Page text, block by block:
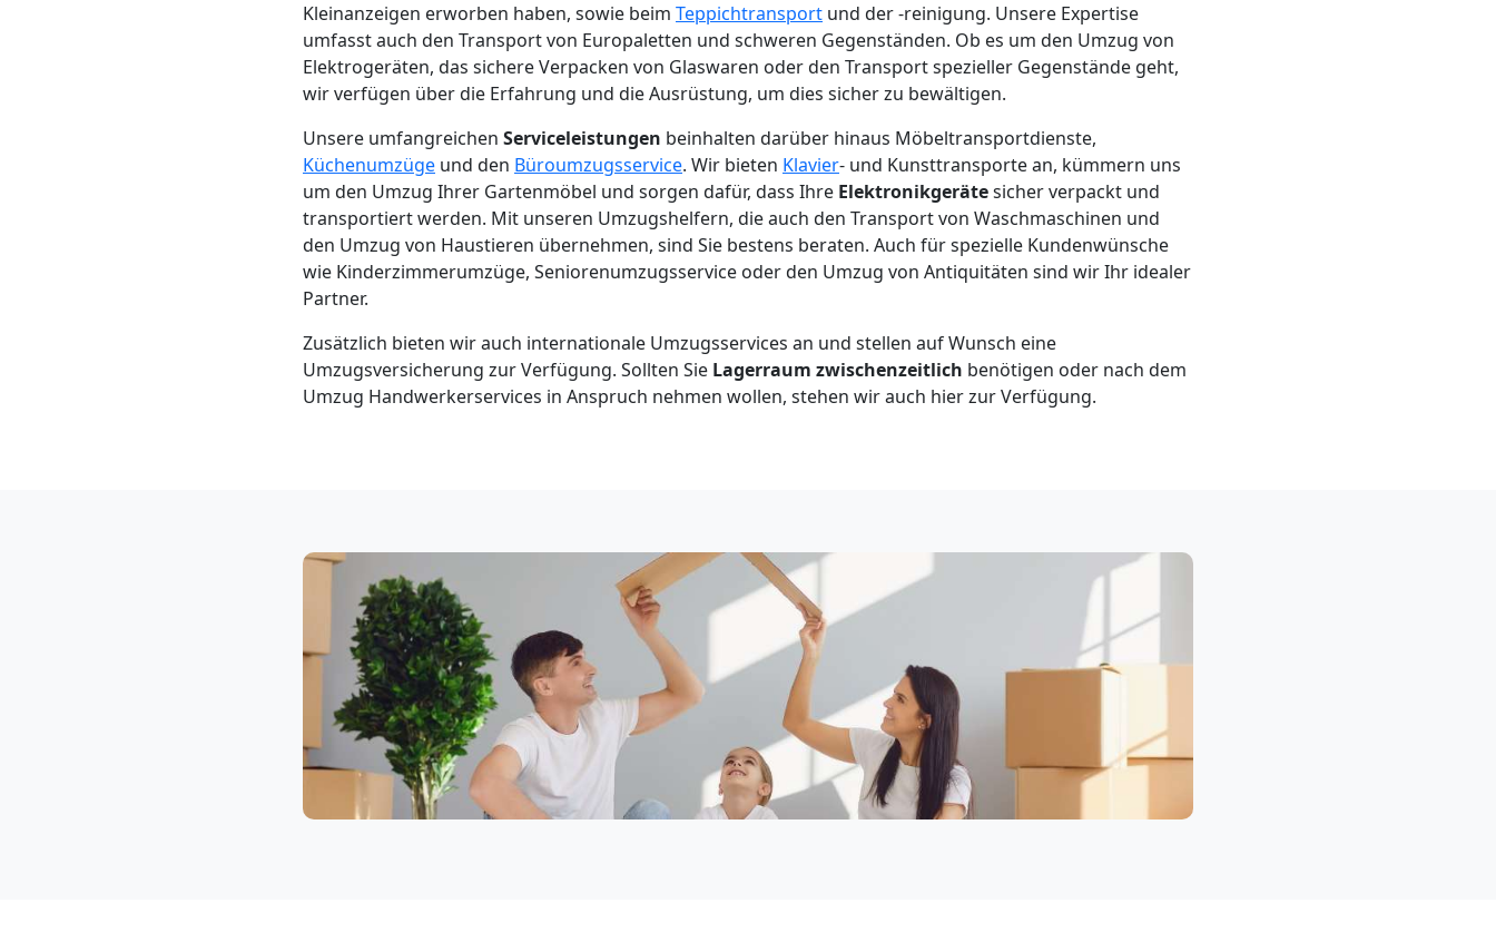
Kleinanzeigen erworben haben, sowie beim Teppichtransport und der -reinigung. Unsere Expertise
umfasst auch den Transport von Europaletten und schweren Gegenständen. Ob es um den Umzug von
Elektrogeräten, das sichere Verpacken von Glaswaren oder den Transport spezieller Gegenstände geht,
wir verfügen über die Erfahrung und die Ausrüstung, um dies sicher zu bewältigen.
Unsere umfangreichen Serviceleistungen beinhalten darüber hinaus Möbeltransportdienste,
Küchenumzüge und den Büroumzugsservice. Wir bieten Klavier- und Kunsttransporte an, kümmern uns
um den Umzug Ihrer Gartenmöbel und sorgen dafür, dass Ihre Elektronikgerätesicher verpackt und
transportiert werden. Mit unseren Umzugshelfern, die auch den Transport von Waschmaschinen und
den Umzug von Haustieren übernehmen, sind Sie bestens beraten. Auch für spezielle Kundenwünsche
wie Kinderzimmerumzüge, Seniorenumzugsservice oder den Umzug von Antiquitäten sind wir Ihr idealer
Partner.
Zusätzlich bieten wir auch internationale Umzugsservices an und stellen auf Wunsch eine
Umzugsversicherung zur Verfügung. Sollten Sie Lagerraum zwischenzeitlich benötigen oder nach dem
Umzug Handwerkerservices in Anspruch nehmen wollen, stehen wir auch hier zur Verfügung.